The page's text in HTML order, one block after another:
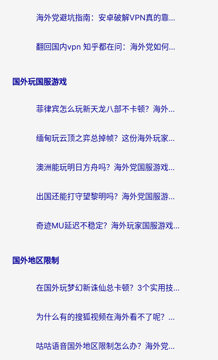
海外党避坑指南：安卓破解VPN真的靠谱吗？教你选对回国加速器无缝刷国内资源
翻回国内vpn 知乎都在问：海外党如何选对加速器，无缝刷剧打游戏？
国外玩国服游戏
菲律宾怎么玩新天龙八部不卡顿？海外党国服游戏加速器终极指南（附欧洲国外玩家实测）
缅甸玩云顶之弈总掉帧？这份海外玩家专属加速器攻略帮你上分
澳洲能玩明日方舟吗？海外党国服游戏畅玩终极指南（附实用加速器选择技巧）
出国还能打守望黎明吗？海外党国服游戏不卡顿的终极解法
奇迹MU延迟不稳定？海外玩家国服游戏加速器终极指南：从卡顿到丝滑的秘密
国外地区限制
在国外玩梦幻新诛仙总卡顿？3个实用技巧解决海外党痛点（附回国加速器选择指南）
为什么有的搜狐视频在海外看不了呢？留学生亲测有效的回国加速攻略
咕咕语音国外地区限制怎么办？海外党必备的回国加速器选择指南（附音悦Tai、搜狐视频解决妙招）